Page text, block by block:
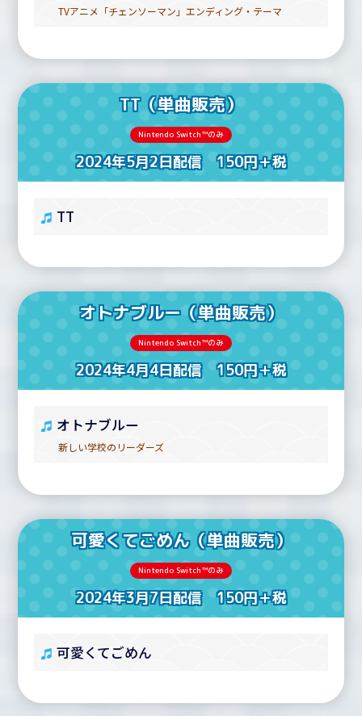
TVアニメ「チェンソーマン」エンディング・テーマ
TT（単曲販売）
Nintendo Switch™のみ
2024年5月2日配信 150円＋税
TT
オトナブルー（単曲販売）
Nintendo Switch™のみ
2024年4月4日配信 150円＋税
オトナブルー
新しい学校のリーダーズ
可愛くてごめん（単曲販売）
Nintendo Switch™のみ
2024年3月7日配信 150円＋税
可愛くてごめん